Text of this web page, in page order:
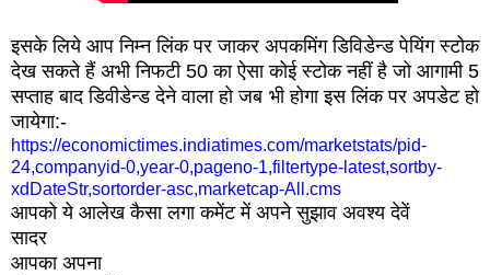
इसके लिये आप निम्न लिंक पर जाकर अपकमिंग डिविडेन्ड पेयिंग स्टोक
देख सकते हैं अभी निफटी 50 का ऐसा कोई स्टोक नहीं है जो आगामी 5
सप्ताह बाद डिवीडेन्ड देने वाला हो जब भी होगा इस लिंक पर अपडेट हो
जायेगा:-
https://economictimes.indiatimes.com/marketstats/pid-
24,companyid-0,year-0,pageno-1,filtertype-latest,sortby-
xdDateStr,sortorder-asc,marketcap-All.cms
आपको ये आलेख कैसा लगा कमेंट में अपने सुझाव अवश्य देवें
सादर
आपका अपना